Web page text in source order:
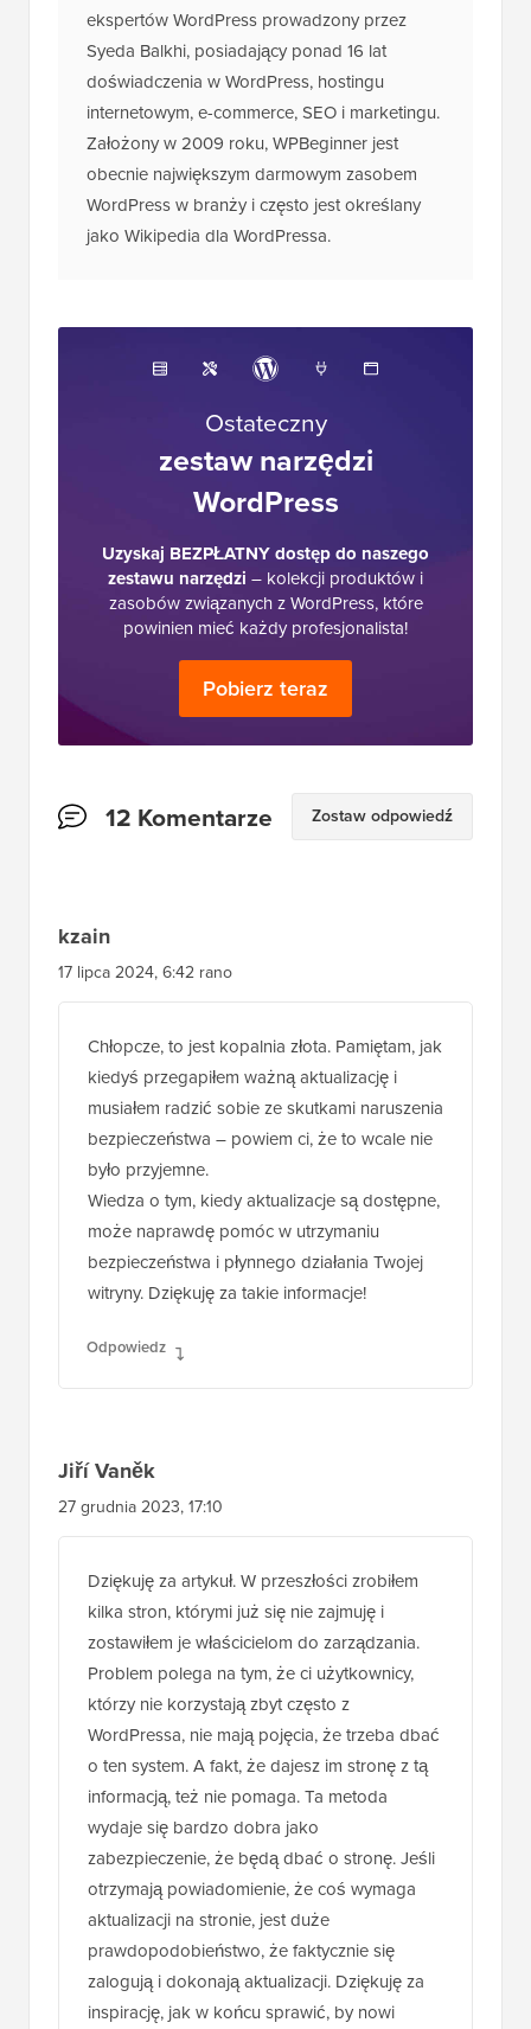
ekspertów WordPress prowadzony przez
Syeda Balkhi, posiadający ponad 16 lat
doświadczenia w WordPress, hostingu
internetowym, e-commerce, SEO i marketingu.
Założony w 2009 roku, WPBeginner jest
obecnie największym darmowym zasobem
WordPress w branży i często jest określany
jako Wikipedia dla WordPressa.
Ostateczny
zestaw narzędzi
WordPress
Uzyskaj BEZPŁATNY dostęp do naszego
zestawu narzędzi – kolekcji produktów i
zasobów związanych z WordPress, które
powinien mieć każdy profesjonalista!
Pobierz teraz
Interakcje
12 Komentarze Zostaw odpowiedź
kzain
17 lipca 2024, 6:42 rano
Chłopcze, to jest kopalnia złota. Pamiętam, jak
kiedyś przegapiłem ważną aktualizację i
musiałem radzić sobie ze skutkami naruszenia
bezpieczeństwa – powiem ci, że to wcale nie
było przyjemne.
Wiedza o tym, kiedy aktualizacje są dostępne,
może naprawdę pomóc w utrzymaniu
bezpieczeństwa i płynnego działania Twojej
witryny. Dziękuję za takie informacje!
Odpowiedz
Jiří Vaněk
27 grudnia 2023, 17:10
Dziękuję za artykuł. W przeszłości zrobiłem
kilka stron, którymi już się nie zajmuję i
zostawiłem je właścicielom do zarządzania.
Problem polega na tym, że ci użytkownicy,
którzy nie korzystają zbyt często z
WordPressa, nie mają pojęcia, że trzeba dbać
o ten system. A fakt, że dajesz im stronę z tą
informacją, też nie pomaga. Ta metoda
wydaje się bardzo dobra jako
zabezpieczenie, że będą dbać o stronę. Jeśli
otrzymają powiadomienie, że coś wymaga
aktualizacji na stronie, jest duże
prawdopodobieństwo, że faktycznie się
zalogują i dokonają aktualizacji. Dziękuję za
inspirację, jak w końcu sprawić, by nowi